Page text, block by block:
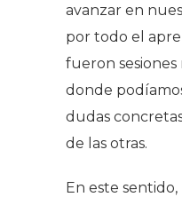
avanzar en
por todo el
fueron
donde
dudas
de las otras.
En este